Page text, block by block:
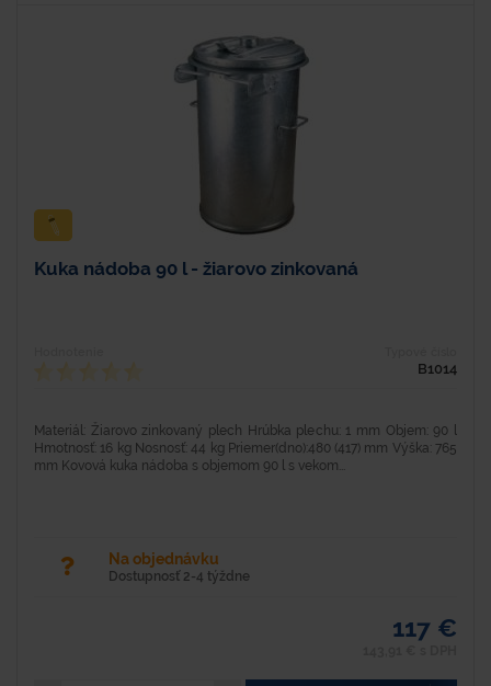
Kuka nádoba 90 l - žiarovo zinkovaná
B1014
Materiál: Žiarovo zinkovaný plech Hrúbka plechu: 1 mm Objem: 90 l
Hmotnosť: 16 kg Nosnosť: 44 kg Priemer(dno):480 (417) mm Výška: 765
mm Kovová kuka nádoba s objemom 90 l s vekom...
Na objednávku
Dostupnosť 2-4 týždne
117 €